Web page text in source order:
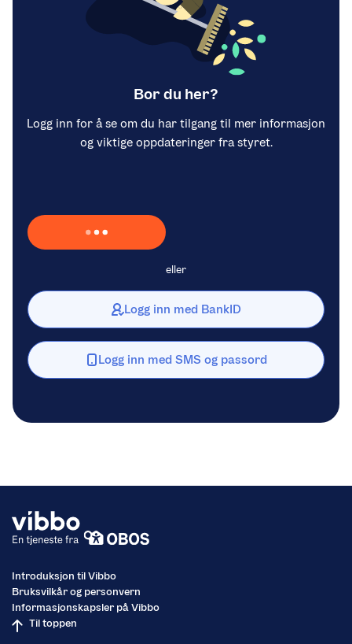
Bor du her?
Logg inn for å se om du har tilgang til mer informasjon
og viktige oppdateringer fra styret.
Laster inn Vipps …
eller
Logg inn med BankID
Logg inn med SMS og passord
Introduksjon til Vibbo
Bruksvilkår og personvern
Informasjonskapsler på Vibbo
Til toppen